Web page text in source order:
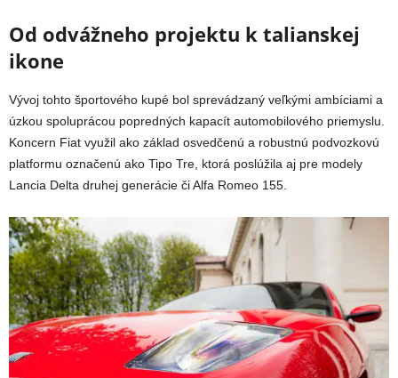
Od odvážneho projektu k talianskej
ikone
Vývoj tohto športového kupé bol sprevádzaný veľkými ambíciami a
úzkou spoluprácou popredných kapacít automobilového priemyslu.
Koncern Fiat využil ako základ osvedčenú a robustnú podvozkovú
platformu označenú ako Tipo Tre, ktorá poslúžila aj pre modely
Lancia Delta druhej generácie či Alfa Romeo 155.